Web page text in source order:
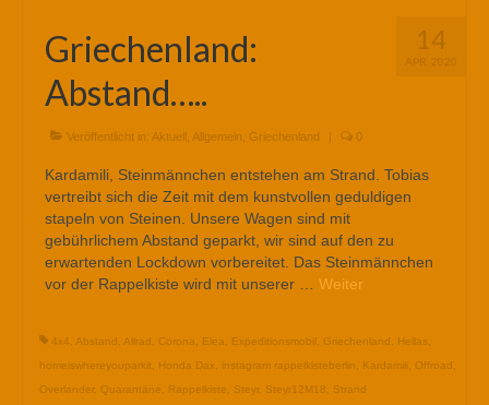
14
APR. 2020
Griechenland:
Abstand…..
Veröffentlicht in: Aktuell Allgemein Griechenland | 0
Kardamili, Steinmännchen entstehen am Strand. Tobias
vertreibt sich die Zeit mit dem kunstvollen geduldigen
stapeln von Steinen. Unsere Wagen sind mit
gebührlichem Abstand geparkt, wir sind auf den zu
erwartenden Lockdown vorbereitet. Das Steinmännchen
vor der Rappelkiste wird mit unserer … Weiter
4x4 Abstand Allrad Corona Elea Expeditionsmobil Griechenland Hellas
homeiswhereyouparkit
Honda Dax instagram rappelkisteberlin Kardamili Offroad
Overlander, Quarantäne Rappelkiste Steyr, Steyr12M18 Strand